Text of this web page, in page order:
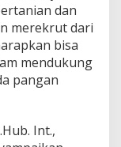
dan
merekrut dari
bisa
mendukung
pangan
Int.,